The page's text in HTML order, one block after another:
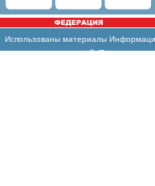
Использованы материалы
массовых коммуникаций